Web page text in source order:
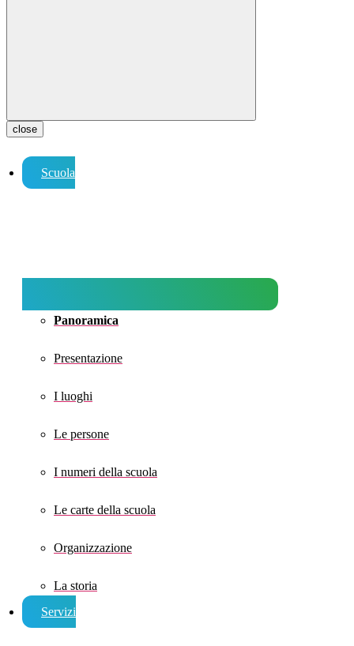
close
Scuola
Panoramica
Presentazione
I luoghi
Le persone
I numeri della scuola
Le carte della scuola
Organizzazione
La storia
Servizi